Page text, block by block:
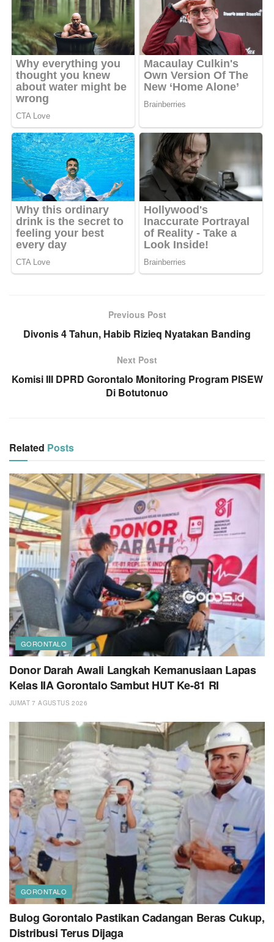
Previous Post
Divonis 4 Tahun, Habib Rizieq Nyatakan Banding
Next Post
Komisi III DPRD Gorontalo Monitoring Program PISEW
Di Botutonuo
Related Posts
GORONTALO
Donor Darah Awali Langkah Kemanusiaan Lapas
Kelas IIA Gorontalo Sambut HUT Ke-81 RI
JUMAT 7 AGUSTUS 2026
GORONTALO
Bulog Gorontalo Pastikan Cadangan Beras Cukup,
Distribusi Terus Dijaga